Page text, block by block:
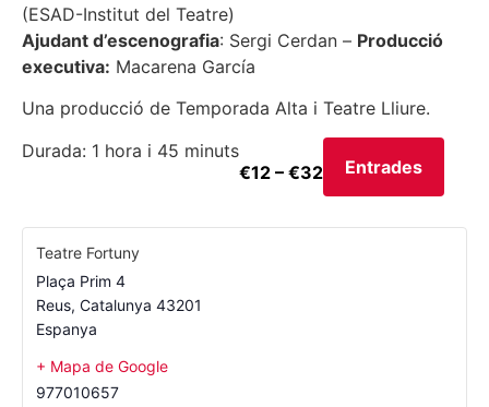
(ESAD-Institut del Teatre)
Ajudant d’escenografia: Sergi Cerdan – Producció
executiva: Macarena García
Una producció de Temporada Alta i Teatre Lliure.
Durada: 1 hora i 45 minuts
€12 – €32
Entrades
Teatre Fortuny
Plaça Prim 4
Reus, Catalunya 43201
Espanya
+ Mapa de Google
977010657